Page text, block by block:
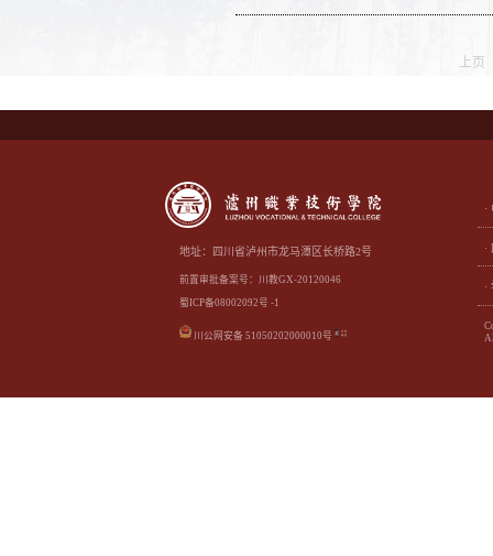
上页
地址：四川省泸州市龙马潭区长桥路2号
前置审批备案号：川教GX-20120046
蜀ICP备08002092号 -1
川公网安备 51050202000010号
·
·
·